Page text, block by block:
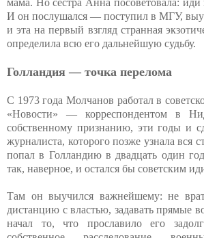
И он послушался — поступил в МГУ,
и эта на первый взгляд странная
определила всю его дальнейшую судьбу.
Голландия — точка перелома
С 1973 года Молчанов работал в
«Новости» — корреспондентом в
собственному признанию, эти годы и
журналиста, которого позже узнала вся
попал в Голландию в двадцать один
так, наверное, и остался бы советским
Там он выучился важнейшему: не
дистанцию с властью, задавать прямые
начал то, что прославило его